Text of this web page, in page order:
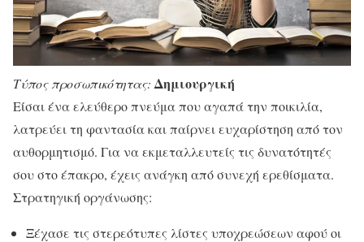
Τύπος προσωπικότητας: Δημιουργική
Είσαι ένα ελεύθερο πνεύμα που αγαπά την ποικιλία,
λατρεύει τη φαντασία και παίρνει ευχαρίστηση από τον
αυθορμητισμό. Για να εκμεταλλευτείς τις δυνατότητές
σου στο έπακρο, έχεις ανάγκη από συνεχή ερεθίσματα.
Στρατηγική οργάνωσης:
Ξέχασε τις στερεότυπες λίστες υποχρεώσεων αφού οι